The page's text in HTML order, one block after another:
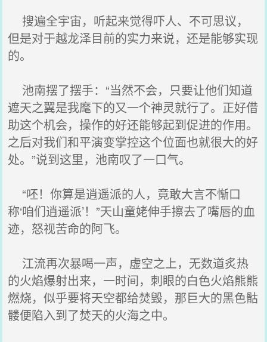
搜遍全宇宙，听起来觉得吓人、不可思议，
但是对于越龙泽目前的实力来说，还是能够实现
的。
池南摆了摆手：“当然不会，只要让他们知道
遮天之翼是我麾下的又一个神灵就行了。正好借
助这个机会，操作的好还能够起到促进的作用。
之后对我们和平演变掌控这个位面也就很大的好
处。”说到这里，池南叹了一口气。
“呸！你算是逍遥派的人，竟敢大言不惭口
称‘咱们逍遥派’！”天山童姥伸手擦去了嘴唇的血
迹，怒视苦命的阿飞。
江流再次暴喝一声，虚空之上，无数道炙热
的火焰爆射出来，一时间，刺眼的白色火焰熊熊
燃烧，似乎要将天空都给焚毁，那巨大的黑色骷
髅便陷入到了焚天的火海之中。